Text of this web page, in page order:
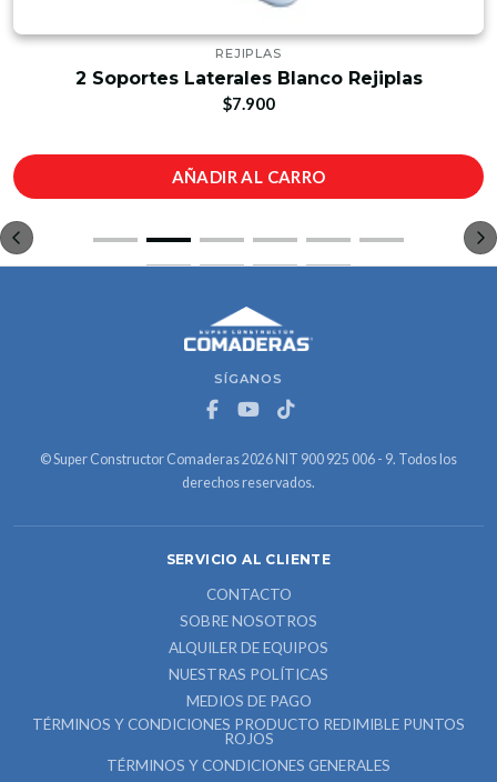
REJIPLAS
2 Soportes Laterales Blanco Rejiplas
$7.900
AÑADIR AL CARRO
SÍGANOS
© Super Constructor Comaderas 2026 NIT 900 925 006 - 9. Todos los
derechos reservados.
SERVICIO AL CLIENTE
CONTACTO
SOBRE NOSOTROS
ALQUILER DE EQUIPOS
NUESTRAS POLÍTICAS
MEDIOS DE PAGO
TÉRMINOS Y CONDICIONES PRODUCTO REDIMIBLE PUNTOS
ROJOS
TÉRMINOS Y CONDICIONES GENERALES